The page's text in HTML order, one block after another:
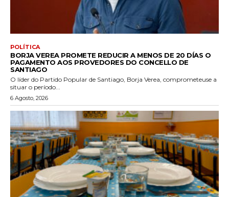
POLÍTICA
BORJA VEREA PROMETE REDUCIR A MENOS DE 20 DÍAS O
PAGAMENTO AOS PROVEDORES DO CONCELLO DE
SANTIAGO
O líder do Partido Popular de Santiago, Borja Verea, comprometeuse a
situar o período...
6 Agosto, 2026